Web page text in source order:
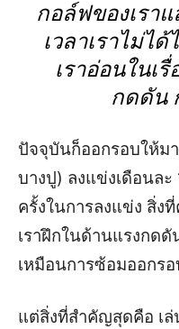
กอล์ฟของเรา
เวลาเราไม่ไ
เราอ่อนในเ
กดดัน
ปัจจุบันก็ออกรอบให้ม
บางปู) ลงแข่งเดือนละ
ครั้งในการลงแข่ง สิ่ง
เราฝึกในด้านแรงกดดั
เหมือนการซ้อมออกรอ
แต่สิ่งที่สำคัญสุดคือ เ